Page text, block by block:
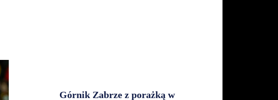
Górnik Zabrze z porażką w